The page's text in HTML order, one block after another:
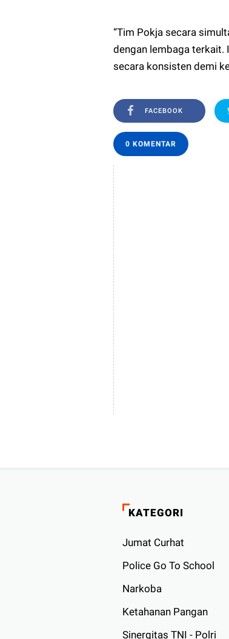
“Tim Pokja secara
dengan lembaga terkait.
secara konsisten demi
FACEBOOK
0 KOMENTAR
KATEGORI
Jumat Curhat
Police Go To School
Narkoba
Ketahanan Pangan
Sinergitas TNI - Polri